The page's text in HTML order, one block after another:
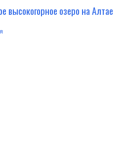
озеро на Алтае